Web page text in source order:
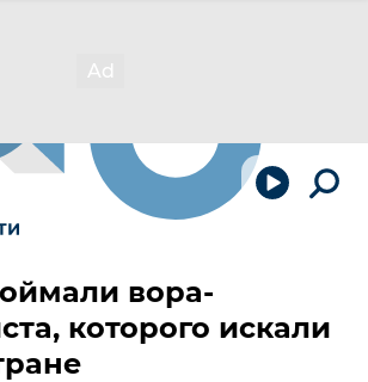
вора-
которого искали